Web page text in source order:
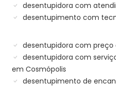
desentupidora com
desentupimento com
desentupidora com preço
desentupidora com
em Cosmópolis
desentupimento de